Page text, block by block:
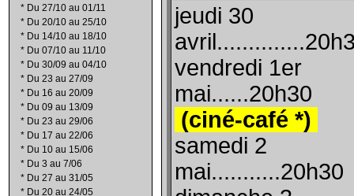
* Du 27/10 au 01/11
* Du 20/10 au 25/10
* Du 14/10 au 18/10
* Du 07/10 au 11/10
* Du 30/09 au 04/10
* Du 23 au 27/09
* Du 16 au 20/09
* Du 09 au 13/09
* Du 23 au 29/06
* Du 17 au 22/06
* Du 10 au 15/06
* Du 3 au 7/06
* Du 27 au 31/05
* Du 20 au 24/05
jeudi 30
vendredi 1er
mai......20h30
(ciné-café *)
samedi 2
mai...........20h30